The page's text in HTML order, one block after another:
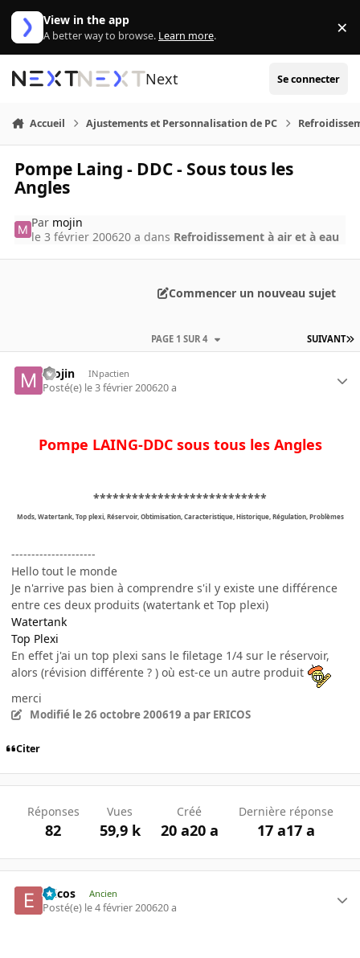
Aller au contenu
View in the app
A better way to browse. Learn more. ×
Next Se connecter
Accueil Ajustements et Personnalisation de PC
Pompe Laing - DDC - Sous tous les
Angles
Par mojin
le 3 février 200620 a dans Refroidissement à air et à eau
Commencer un nouveau sujet
SUIVANT
PAGE 1 SUR 4
mojin INpactien
Posté(e) le 3 février 200620 a
Pompe LAING-DDC sous tous les Angles
***************************
Mods, Watertank, Top plexi, Réservoir, Obtimisation, Caracteristique, Historique, Régulation, Problèmes
---------------------
Hello tout le monde
Je n'arrive pas bien à comprendre s'il y existe une différence
entre ces deux produits (watertank et Top plexi)
Watertank
Top Plexi
En effet j'ai un top plexi sans le filetage 1/4 sur le réservoir,
alors (révision différente ? ) où est-ce un autre produit
merci
Modifié le 26 octobre 200619 a par ERICOS
Citer
Réponses
82
Vues
59,9 k
Créé
20 a20 a
Dernière réponse
17 a17 a
Ericos Ancien
Posté(e) le 4 février 200620 a